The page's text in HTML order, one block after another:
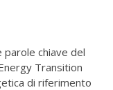
parole chiave del
Transition
di riferimento